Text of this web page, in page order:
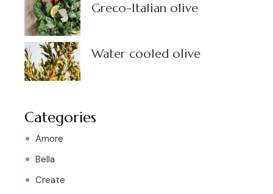
Greco-Italian olive
Water cooled olive
Categories
Amore
Bella
Create